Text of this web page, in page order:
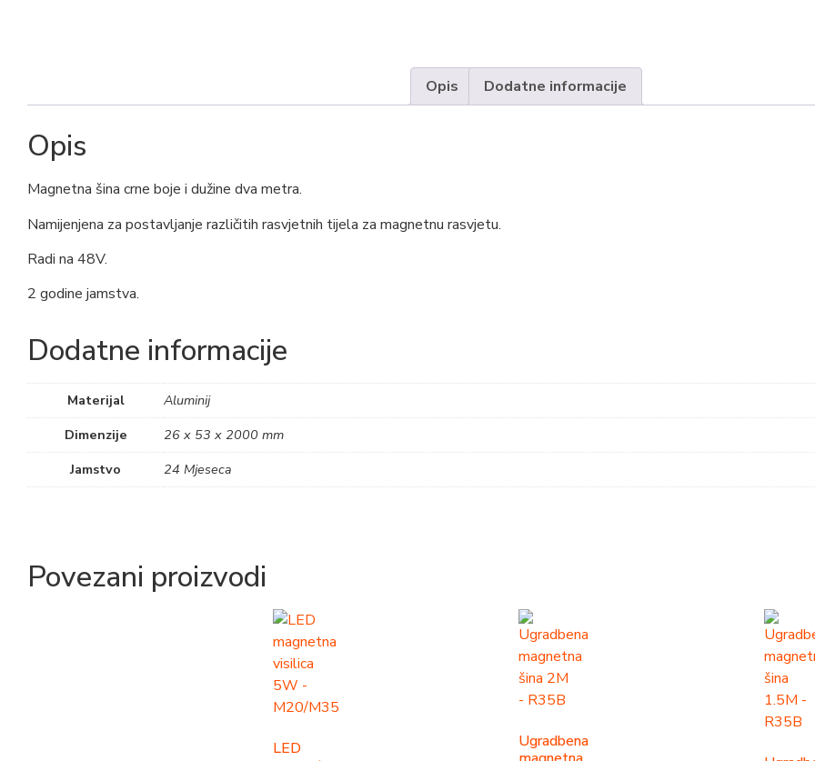
Opis Dodatne informacije
Opis
Magnetna šina crne boje i dužine dva metra.
Namijenjena za postavljanje različitih rasvjetnih tijela za magnetnu rasvjetu.
Radi na 48V.
2 godine jamstva.
Dodatne informacije
Materijal
Aluminij
Dimenzije
26 x 53 x 2000 mm
Jamstvo
24 Mjeseca
Povezani proizvodi
LED
Ugradbena